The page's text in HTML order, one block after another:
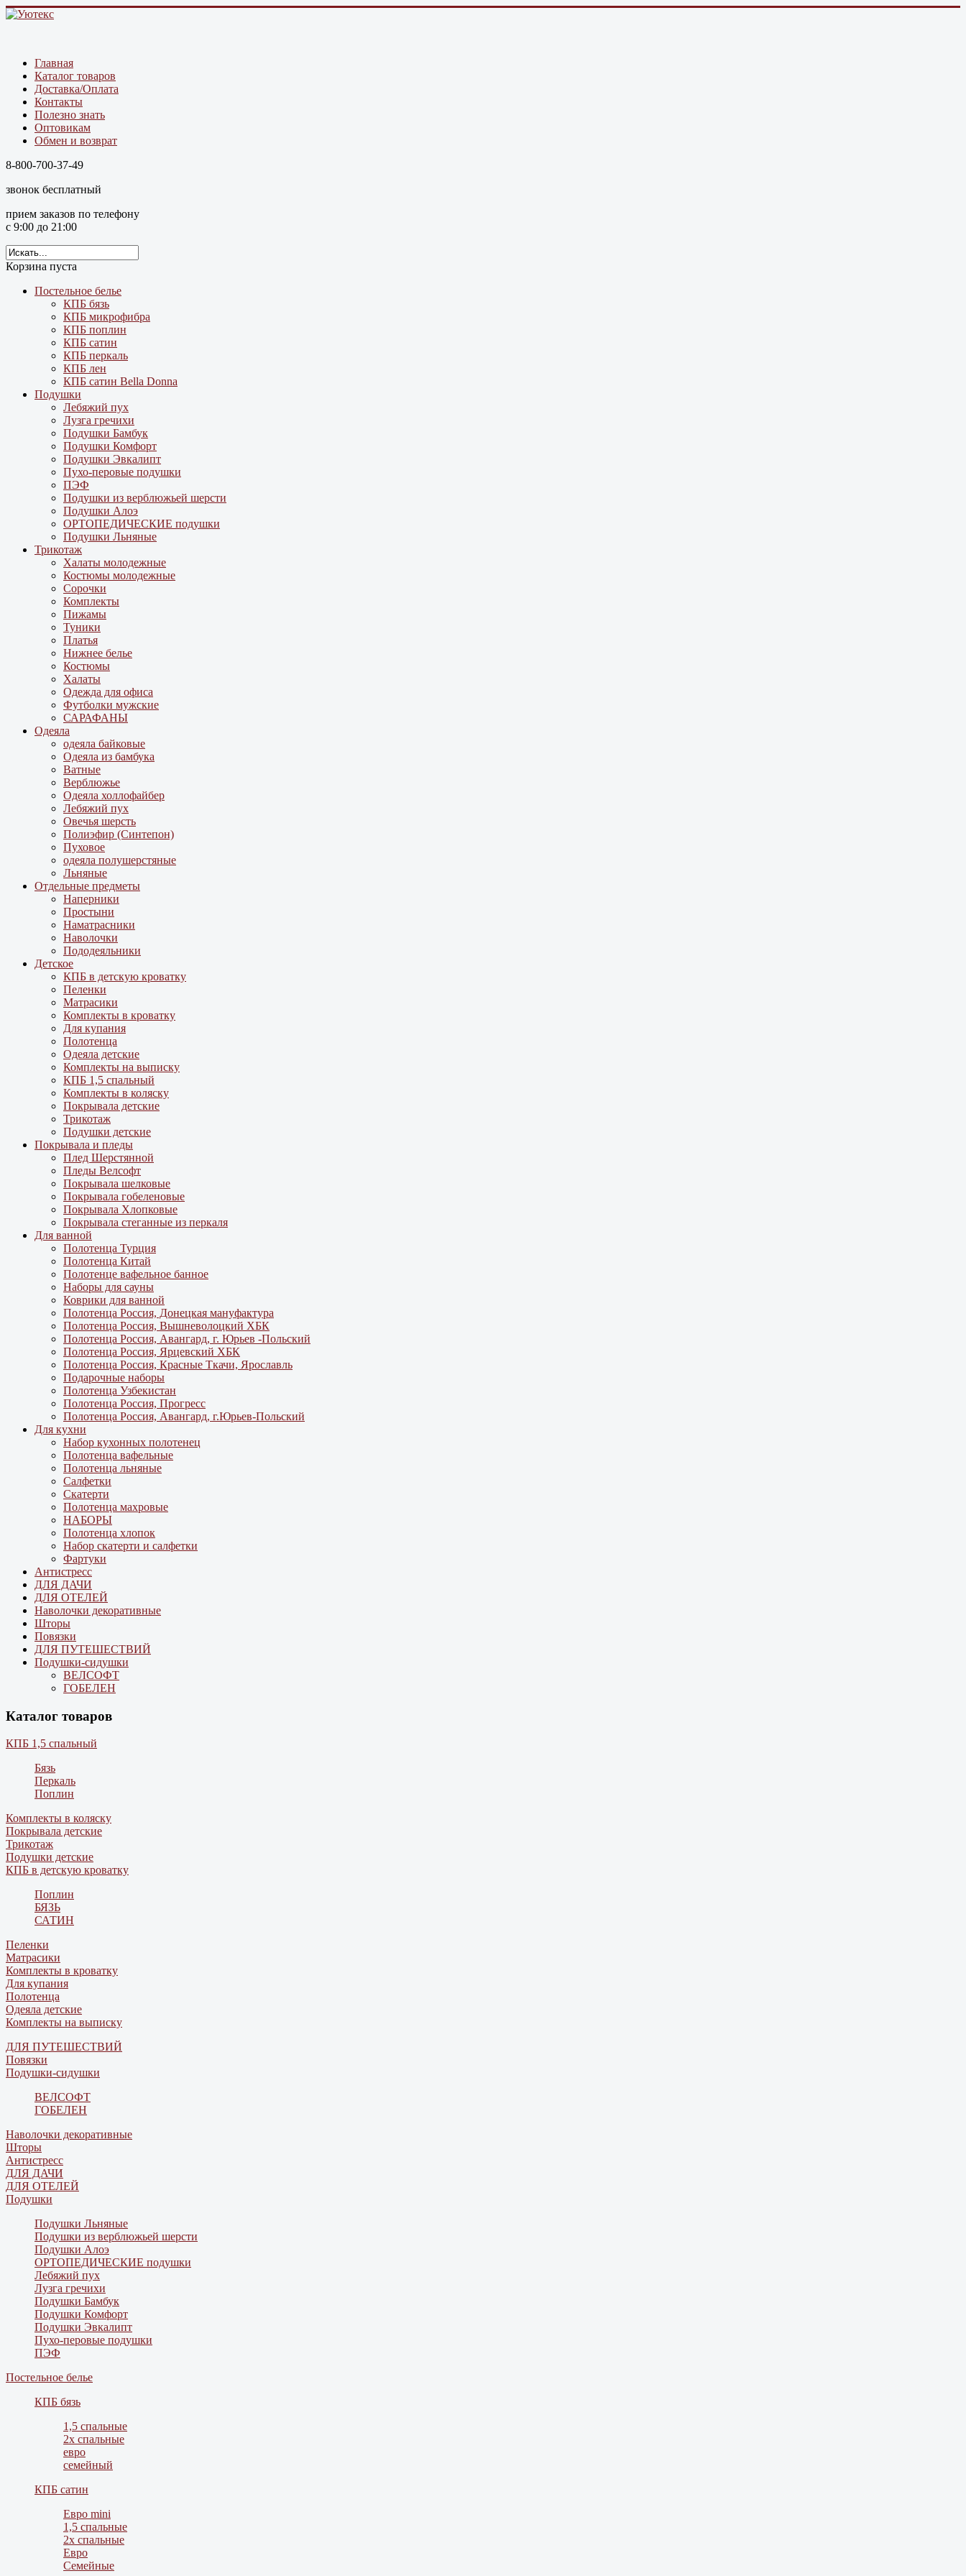
Главная
Каталог товаров
Доставка/Оплата
Контакты
Полезно знать
Оптовикам
Обмен и возврат
8-800-700-37-49
звонок бесплатный
прием заказов по телефону
с 9:00 до 21:00
Корзина пуста
Постельное белье
КПБ бязь
КПБ микрофибра
КПБ поплин
КПБ сатин
КПБ перкаль
КПБ лен
КПБ сатин Bella Donna
Подушки
Лебяжий пух
Лузга гречихи
Подушки Бамбук
Подушки Комфорт
Подушки Эвкалипт
Пухо-перовые подушки
ПЭФ
Подушки из верблюжьей шерсти
Подушки Алоэ
ОРТОПЕДИЧЕСКИЕ подушки
Подушки Льняные
Трикотаж
Халаты молодежные
Костюмы молодежные
Сорочки
Комплекты
Пижамы
Туники
Платья
Нижнее белье
Костюмы
Халаты
Одежда для офиса
Футболки мужские
САРАФАНЫ
Одеяла
одеяла байковые
Одеяла из бамбука
Ватные
Верблюжье
Одеяла холлофайбер
Лебяжий пух
Овечья шерсть
Полиэфир (Синтепон)
Пуховое
одеяла полушерстяные
Льняные
Отдельные предметы
Наперники
Простыни
Наматрасники
Наволочки
Пододеяльники
Детское
КПБ в детскую кроватку
Пеленки
Матрасики
Комплекты в кроватку
Для купания
Полотенца
Одеяла детские
Комплекты на выписку
КПБ 1,5 спальный
Комплекты в коляску
Покрывала детские
Трикотаж
Подушки детские
Покрывала и пледы
Плед Шерстянной
Пледы Велсофт
Покрывала шелковые
Покрывала гобеленовые
Покрывала Хлопковые
Покрывала стеганные из перкаля
Для ванной
Полотенца Турция
Полотенца Китай
Полотенце вафельное банное
Наборы для сауны
Коврики для ванной
Полотенца Россия, Донецкая мануфактура
Полотенца Россия, Вышневолоцкий ХБК
Полотенца Россия, Авангард, г. Юрьев -Польский
Полотенца Россия, Ярцевский ХБК
Полотенца Россия, Красные Ткачи, Ярославль
Подарочные наборы
Полотенца Узбекистан
Полотенца Россия, Прогресс
Полотенца Россия, Авангард, г.Юрьев-Польский
Для кухни
Набор кухонных полотенец
Полотенца вафельные
Полотенца льняные
Салфетки
Скатерти
Полотенца махровые
НАБОРЫ
Полотенца хлопок
Набор скатерти и салфетки
Фартуки
Антистресс
ДЛЯ ДАЧИ
ДЛЯ ОТЕЛЕЙ
Наволочки декоративные
Шторы
Повязки
ДЛЯ ПУТЕШЕСТВИЙ
Подушки-сидушки
ВЕЛСОФТ
ГОБЕЛЕН
Каталог товаров
КПБ 1,5 спальный
Бязь
Перкаль
Поплин
Комплекты в коляску
Покрывала детские
Трикотаж
Подушки детские
КПБ в детскую кроватку
Поплин
БЯЗЬ
САТИН
Пеленки
Матрасики
Комплекты в кроватку
Для купания
Полотенца
Одеяла детские
Комплекты на выписку
ДЛЯ ПУТЕШЕСТВИЙ
Повязки
Подушки-сидушки
ВЕЛСОФТ
ГОБЕЛЕН
Наволочки декоративные
Шторы
Антистресс
ДЛЯ ДАЧИ
ДЛЯ ОТЕЛЕЙ
Подушки
Подушки Льняные
Подушки из верблюжьей шерсти
Подушки Алоэ
ОРТОПЕДИЧЕСКИЕ подушки
Лебяжий пух
Лузга гречихи
Подушки Бамбук
Подушки Комфорт
Подушки Эвкалипт
Пухо-перовые подушки
ПЭФ
Постельное белье
КПБ бязь
1,5 спальные
2х спальные
евро
семейный
КПБ сатин
Евро mini
1,5 спальные
2х спальные
Евро
Семейные